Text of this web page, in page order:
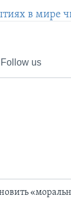
в мире
Follow us